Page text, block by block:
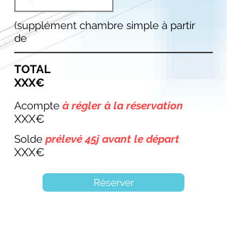
(supplément chambre simple à partir
de
TOTAL
XXX€
Acompte à régler à la réservation
XXX€
Solde prélevé 45j avant le départ
XXX€
Réserver